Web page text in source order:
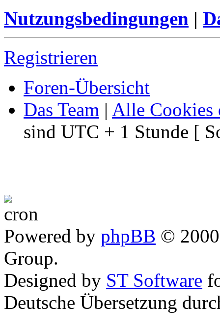
Nutzungsbedingungen |
Registrieren
Foren-Übersicht
Das Team | Alle Cookies
sind UTC + 1 Stunde [
Powered by phpBB ©
Group.
Designed by ST Software
Deutsche Übersetzung